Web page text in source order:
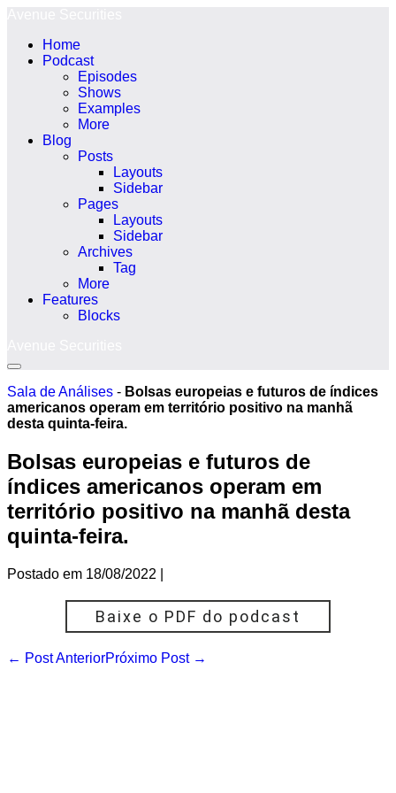
conteúdo
Home
Podcast
Episodes
Shows
Examples
More
Blog
Posts
Layouts
Sidebar
Pages
Layouts
Sidebar
Archives
Tag
More
Features
Blocks
Alternância
menu
Sala de Análises - Bolsas europeias e futuros de índices
americanos operam em território positivo na manhã
desta quinta-feira.
Bolsas europeias e futuros de
índices americanos operam em
território positivo na manhã desta
quinta-feira.
Postado em 18/08/2022
Baixe o PDF do podcast
Navegação
← Post AnteriorPróximo Post →